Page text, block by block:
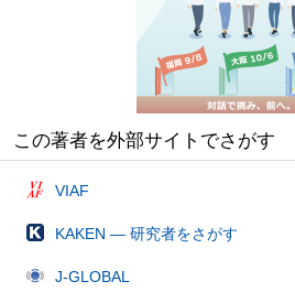
この著者を外部サイトでさがす
VIAF
KAKEN — 研究者をさがす
J-GLOBAL